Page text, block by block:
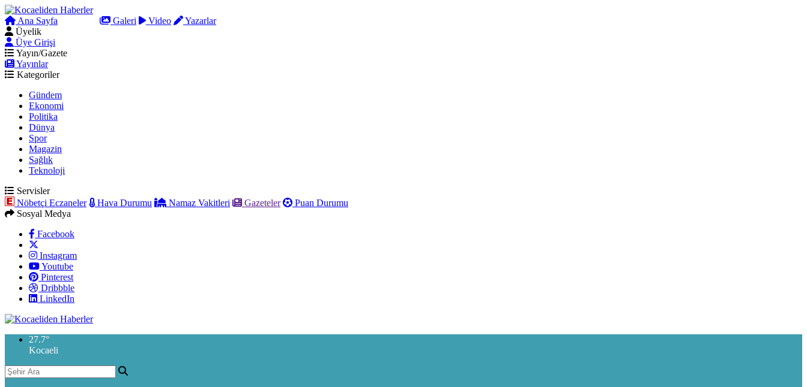
Ana Sayfa Galeri Video
Yazarlar
Üyelik
Üye Girişi
Yayın/Gazete
Yayınlar
Kategoriler
Gündem
Ekonomi
Politika
Dünya
Spor
Magazin
Sağlık
Teknoloji
Servisler
Nöbetçi Eczaneler
Hava Durumu Namaz Vakitleri Gazeteler
Puan Durumu
Sosyal Medya
Facebook
Instagram
Youtube
Pinterest
Dribbble
LinkedIn
27.7°
Kocaeli